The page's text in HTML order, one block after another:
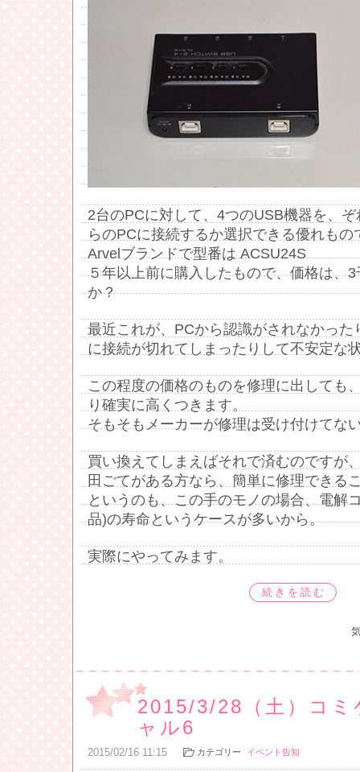
2台のPCに対して、4つのUSB機器を、
らのPCに接続するか選択できる優れもの
Arvelブランドで型番は ACSU24S
５年以上前に購入したもので、価格は、
か？
最近これが、PCから認識がされなかった
に接続が切れてしまったりして不安定な
この程度の価格のものを修理に出しても
り確実に高くつきます。
そもそもメーカーが修理は受け付けてな
買い換えてしまえばそれで済むのですが
田ごてがある方なら、簡単に修理できる
というのも、この手のモノの場合、電解
品)の寿命というケースが多いから。
実際にやってみます。
続きを読む
2015/3/28（土）コミ
ャル6
2015/02/16 11:15 カテゴリー イベント告知